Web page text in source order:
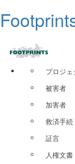
プロジェ
被害者
加害者
救済手続
証言
人権文書